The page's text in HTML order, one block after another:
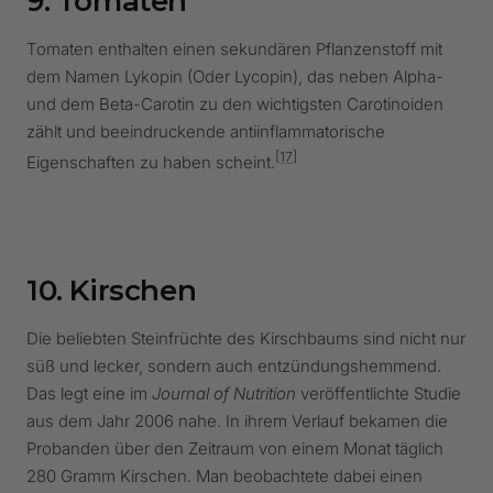
Tomaten enthalten einen sekundären Pflanzenstoff mit
dem Namen Lykopin (Oder Lycopin), das neben Alpha-
und dem Beta-Carotin zu den wichtigsten Carotinoiden
zählt und beeindruckende antiinflammatorische
Eigenschaften zu haben scheint. [17]
10. Kirschen
Die beliebten Steinfrüchte des Kirschbaums sind nicht nur
süß und lecker, sondern auch entzündungshemmend.
Das legt eine im Journal of Nutrition veröffentlichte Studie
aus dem Jahr 2006 nahe. In ihrem Verlauf bekamen die
Probanden über den Zeitraum von einem Monat täglich
280 Gramm Kirschen. Man beobachtete dabei einen